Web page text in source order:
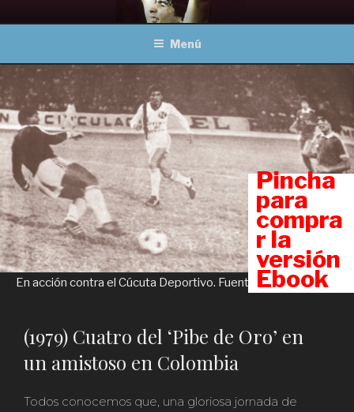
al
Pincha
para
compra
r la
versión
Ebook
MARADONA, OBRAS
COMPLETAS
Un viaje a través del fútbol
Menú
En acción contra el Cúcuta Deportivo. Fuente: caracol.com.co.
(1979) Cuatro del ‘Pibe de Oro’ en
un amistoso en Colombia
Todos conocemos que, una gloriosa jornada de